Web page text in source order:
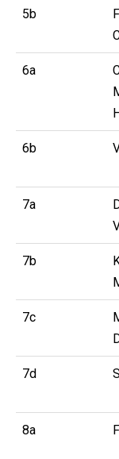
5b
6a
6b
7a
7b
7c
7d
8a